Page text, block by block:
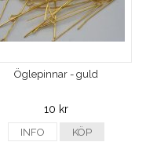
Öglepinnar - guld
10 kr
INFO KÖP